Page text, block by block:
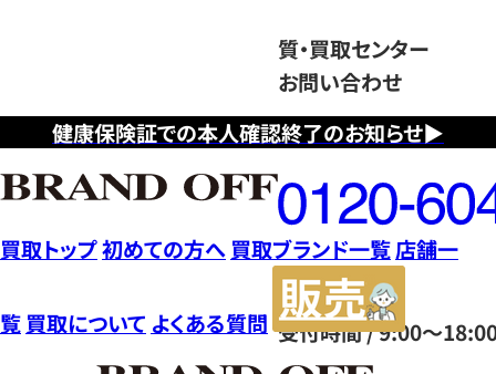
健康保険証での本人確認終了のお知らせ▶
質・買取センター
お問い合わせ
フ
リ
ー
ダ
イ
ヤ
ル
受付時間 / 9:00～
買取トップ初めての方へ 買取ブランド一覧店舗一
覧 買取について よくある質問
サ